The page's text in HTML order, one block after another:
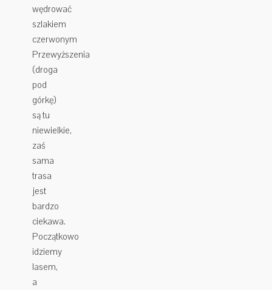
wędrować
szlakiem
czerwonym
Przewyższenia
(droga
pod
górkę)
są tu
niewielkie,
zaś
sama
trasa
jest
bardzo
ciekawa.
Początkowo
idziemy
lasem,
a